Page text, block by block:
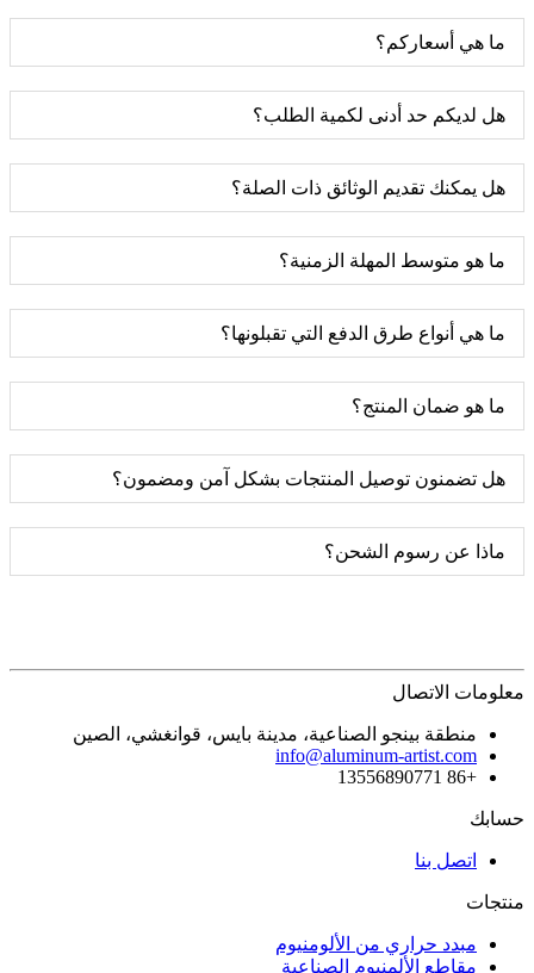
ما هي أسعاركم؟
هل لديكم حد أدنى لكمية الطلب؟
هل يمكنك تقديم الوثائق ذات الصلة؟
ما هو متوسط ​​​​المهلة الزمنية؟
ما هي أنواع طرق الدفع التي تقبلونها؟
ما هو ضمان المنتج؟
هل تضمنون توصيل المنتجات بشكل آمن ومضمون؟
ماذا عن رسوم الشحن؟
معلومات الاتصال
منطقة بينجو الصناعية، مدينة بايس، قوانغشي، الصين
info@aluminum-artist.com
+86 13556890771
حسابك
اتصل بنا
منتجات
مبدد حراري من الألومنيوم
مقاطع الألمنيوم الصناعية